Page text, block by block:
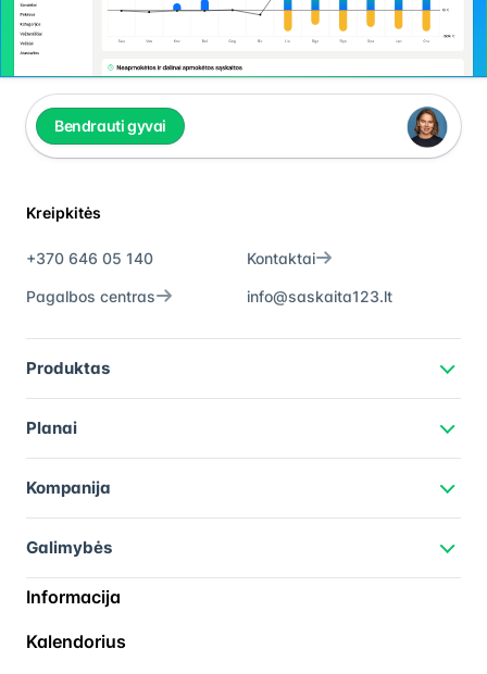
Bendrauti gyvai
Kreipkitės
+370 646 05 140
info@saskaita123.lt
Kontaktai
Pagalbos centras
Produktas
Planai
Kompanija
Galimybės
Informacija
Kalendorius